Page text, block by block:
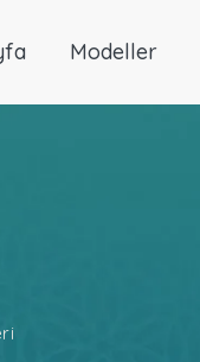
Modeller